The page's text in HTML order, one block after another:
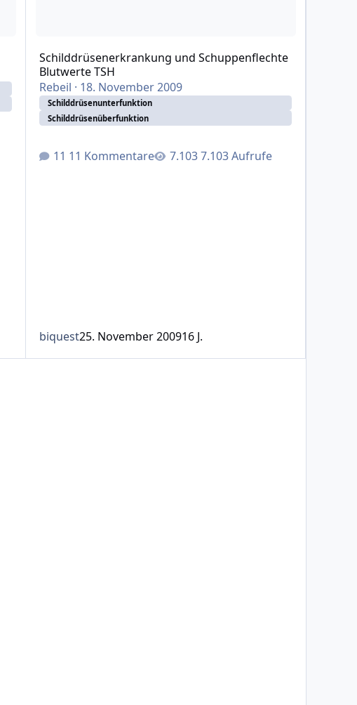
Schilddrüsenerkrankung und Schuppenflechte
Blutwerte TSH
Rebeil · 18. November 2009
Schilddrüsenunterfunktion
Schilddrüsenüberfunktion
11 Kommentare 7.103 Aufrufe
biquest25. November 200916 J.